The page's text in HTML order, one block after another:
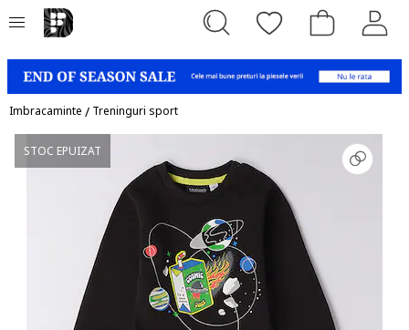
Imbracaminte / Treninguri sport
STOC EPUIZAT